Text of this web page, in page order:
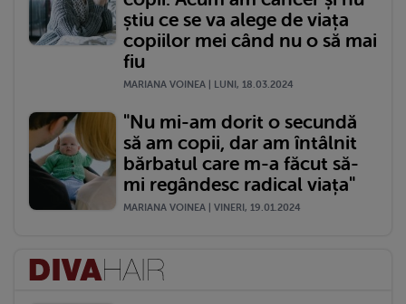
știu ce se va alege de viața
copiilor mei când nu o să mai
fiu
MARIANA VOINEA | LUNI, 18.03.2024
"Nu mi-am dorit o secundă
să am copii, dar am întâlnit
bărbatul care m-a făcut să-
mi regândesc radical viața"
MARIANA VOINEA | VINERI, 19.01.2024